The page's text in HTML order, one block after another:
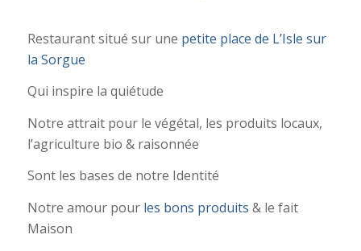
Restaurant situé sur une petite place de L’Isle sur
la Sorgue
Qui inspire la quiétude
Notre attrait pour le végétal, les produits locaux,
l’agriculture bio & raisonnée
Sont les bases de notre Identité
Notre amour pour les bons produits & le fait
Maison